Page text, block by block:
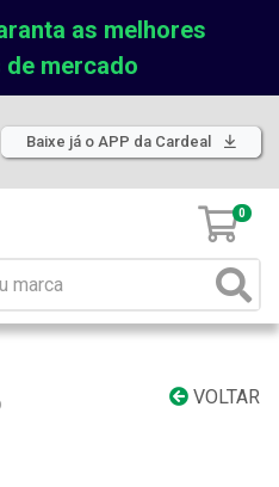
as melhores
mercado
Baixe já o APP da Cardeal
0
VOLTAR